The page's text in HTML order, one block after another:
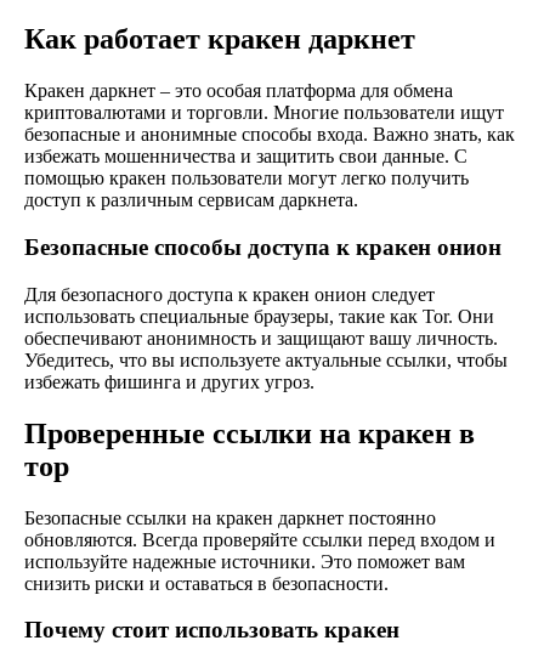
Как работает кракен даркнет
Кракен даркнет – это особая платформа для обмена
криптовалютами и торговли. Многие пользователи ищут
безопасные и анонимные способы входа. Важно знать, как
избежать мошенничества и защитить свои данные. С
помощью кракен пользователи могут легко получить
доступ к различным сервисам даркнета.
Безопасные способы доступа к кракен онион
Для безопасного доступа к кракен онион следует
использовать специальные браузеры, такие как Tor. Они
обеспечивают анонимность и защищают вашу личность.
Убедитесь, что вы используете актуальные ссылки, чтобы
избежать фишинга и других угроз.
Проверенные ссылки на кракен в
тор
Безопасные ссылки на кракен даркнет постоянно
обновляются. Всегда проверяйте ссылки перед входом и
используйте надежные источники. Это поможет вам
снизить риски и оставаться в безопасности.
Почему стоит использовать кракен